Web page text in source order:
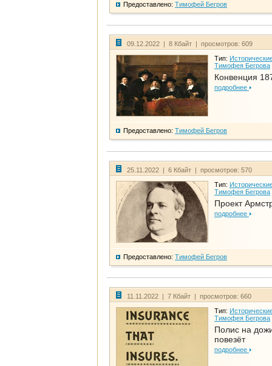
Предоставлено: Тимофей Бегров
09.12.2022 | 8 Кбайт | просмотров: 609
Тип:
Тимофея Бегрова
Конвенция
подробнее
Предоставлено: Тимофей Бегров
25.11.2022 | 6 Кбайт | просмотров: 570
Тип:
Тимофея Бегрова
Проект
подробнее
Предоставлено: Тимофей Бегров
11.11.2022 | 7 Кбайт | просмотров: 660
Тип:
Тимофея Бегрова
Полис на
повезёт
подробнее